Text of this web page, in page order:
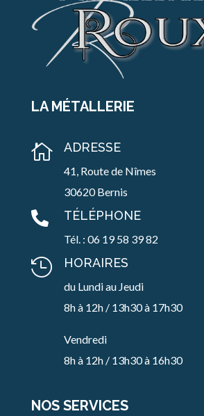
LA MÉTALLERIE
 ADRESSE
41, Route de Nîmes
30620 Bernis
 TÉLÉPHONE
Tél. : 06 19 58 39 82
 HORAIRES
du Lundi au Jeudi
8h à 12h / 13h30 à 17h30
Vendredi
8h à 12h / 13h30 à 16h30
NOS SERVICES